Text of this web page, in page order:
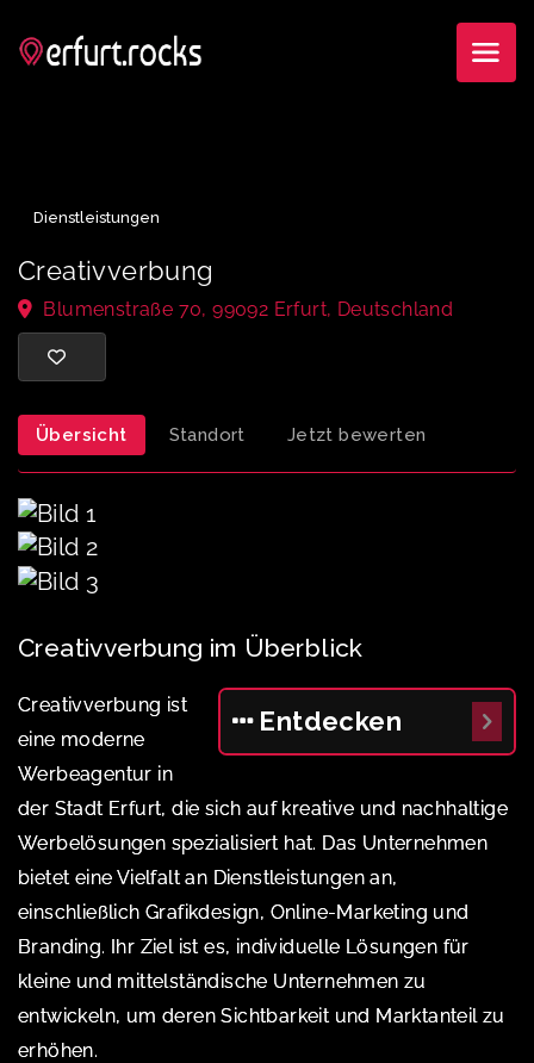
Creativverbung
Blumenstraße 70, 99092 Erfurt, Deutschland
Übersicht Standort Jetzt bewerten
Creativverbung im Überblick
Entdecken
Creativverbung ist
eine moderne
Werbeagentur in
der Stadt Erfurt, die sich auf kreative und nachhaltige
Werbelösungen spezialisiert hat. Das Unternehmen
bietet eine Vielfalt an Dienstleistungen an,
einschließlich Grafikdesign, Online-Marketing und
Branding. Ihr Ziel ist es, individuelle Lösungen für
kleine und mittelständische Unternehmen zu
entwickeln, um deren Sichtbarkeit und Marktanteil zu
erhöhen.